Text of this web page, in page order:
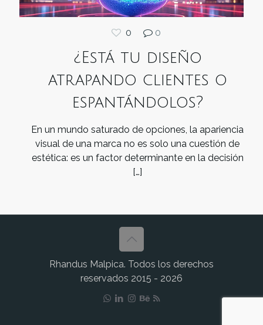
0 0
¿Está tu diseño
atrapando clientes o
espantándolos?
En un mundo saturado de opciones, la apariencia
visual de una marca no es solo una cuestión de
estética: es un factor determinante en la decisión
[…]
Rhandus Malpica. Todos los derechos
reservados 2015 - 2026